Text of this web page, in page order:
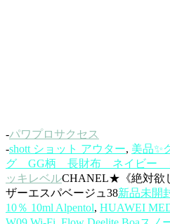
-パワプロサクセス
-shott ショット アウター, 美品✨
グ GG柄 長財布 ネイビー
ッキレベルCHANEL★《絶対欲
ザーエスパベージュ38新品未開
10％ 10ml Alpentol, HUAWEI